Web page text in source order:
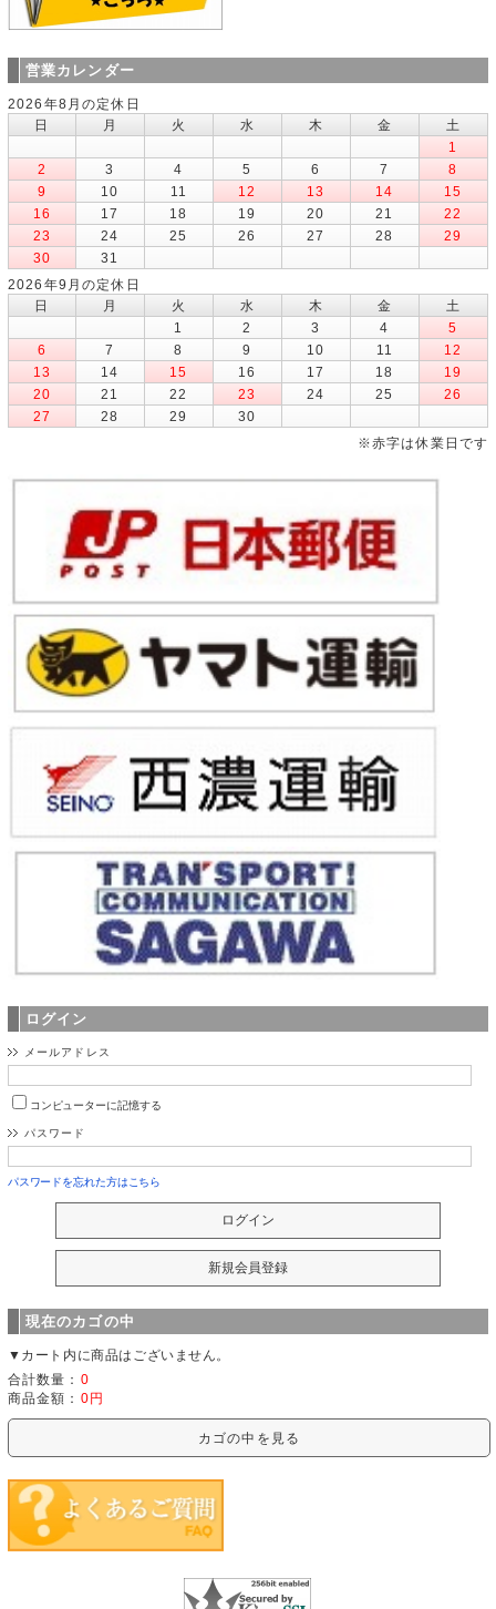
営業カレンダー
2026年8月の定休日
日
月 火 水 木 金
土
1
2
3 4 5 6 7
8
9
10 11 12 13 14
15
16
17 18 19 20 21
22
23
24 25 26 27 28
29
30
31
2026年9月の定休日
日
月 火 水 木 金
土
1
2 3 4
5
6
7 8 9 10 11
12
13
14 15 16 17 18
19
20
21 22 23 24 25
26
27
28 29
30
※赤字は休業日です
ログイン
メールアドレス
コンピューターに記憶する
パスワード
パスワードを忘れた方はこちら
現在のカゴの中
▼カート内に商品はございません。
合計数量： 0
商品金額： 0円
カゴの中を見る